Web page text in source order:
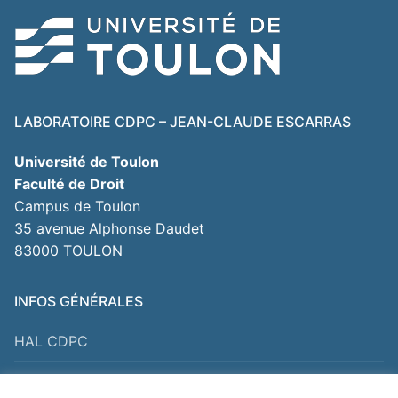
LABORATOIRE CDPC – JEAN-CLAUDE ESCARRAS
Université de Toulon
Faculté de Droit
Campus de Toulon
35 avenue Alphonse Daudet
83000 TOULON
INFOS GÉNÉRALES
HAL CDPC